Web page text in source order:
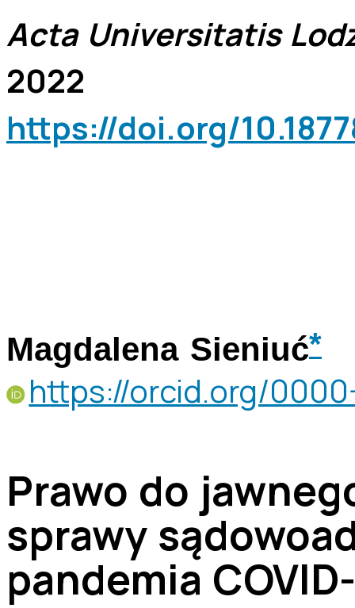
Acta Universitatis
2022
https://doi.org/
Magdalena Sieniuć*
https://orcid.org/
Prawo do
sprawy
pandemia